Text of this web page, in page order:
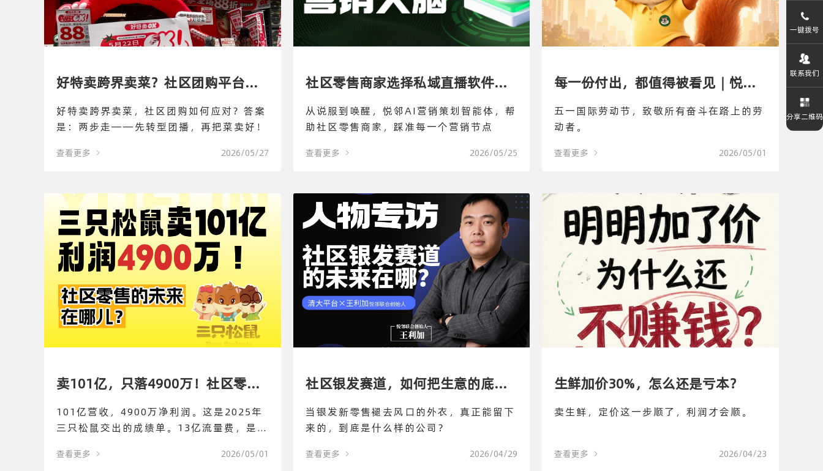
好特卖跨界卖菜？社区团购平台该
如何应对？
好特卖跨界卖菜，社区团购如何应对？答案
是：两步走——先转型团播，再把菜卖好！
查看更多 2026/05/27
社区零售商家选择私域直播软件，
还要看能不能给提供营销方案
从说服到唤醒，悦邻AI营销策划智能体，帮
助社区零售商家，踩准每一个营销节点
查看更多 2026/05/25
每一份付出，都值得被看见｜悦邻
致敬劳动者
五一国际劳动节，致敬所有奋斗在路上的劳
动者。
查看更多 2026/05/01
卖101亿，只落4900万！社区零售
的未来在哪儿？
101亿营收，4900万净利润。这是2025年
三只松鼠交出的成绩单。13亿流量费，是净
把系统交给商家，让信任成为可经营的资
查看更多 2026/05/01
社区银发赛道，如何把生意的底盘
搭稳、把顾客的信任做深？专访悦
邻联合创始人王利加
当银发新零售褪去风口的外衣，真正能留下
来的，到底是什么样的公司？
查看更多 2026/04/29
生鲜加价30%，怎么还是亏本？
卖生鲜，定价这一步顺了，利润才会顺。
查看更多 2026/04/23
一键拨号
联系我们
分享二维码